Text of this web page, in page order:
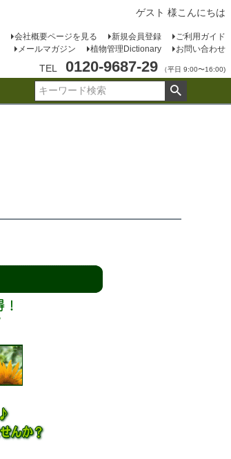
ゲスト 様こんにちは
会社概要ページを見る 新規会員登録
ご利用ガイド
メールマガジン
植物管理Dictionary お問い合わせ
TEL 0120-9687-29 （平日 9:00〜16:00)